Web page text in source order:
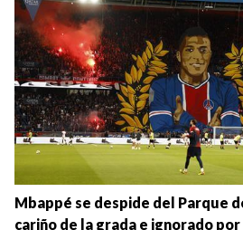
Mbappé se despide del Parque
cariño de la grada e ignorado por